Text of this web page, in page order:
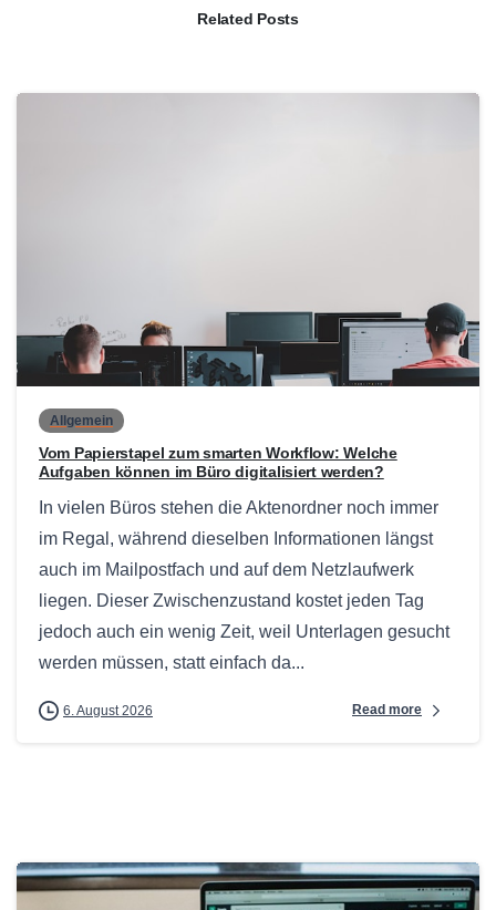
Related Posts
0
Allgemein
Vom Papierstapel zum smarten Workflow: Welche
Aufgaben können im Büro digitalisiert werden?
In vielen Büros stehen die Aktenordner noch immer
im Regal, während dieselben Informationen längst
auch im Mailpostfach und auf dem Netzlaufwerk
liegen. Dieser Zwischenzustand kostet jeden Tag
jedoch auch ein wenig Zeit, weil Unterlagen gesucht
werden müssen, statt einfach da...
6. August 2026 Read more